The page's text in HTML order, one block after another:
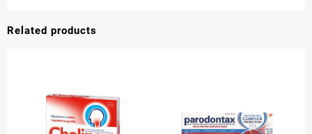
Related products